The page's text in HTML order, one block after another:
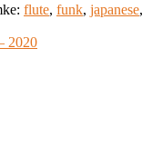
flute, funk, japanese,
2020